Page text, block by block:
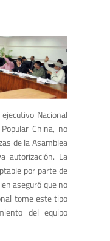
Nacional
China, no
de la Asamblea
autorización. La
por parte de
aseguró que no
tome este tipo
del equipo